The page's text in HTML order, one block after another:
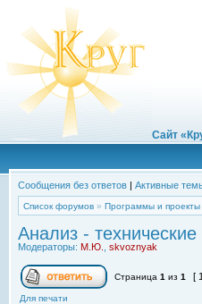
Сайт
Сообщения без ответов | Активные
Список форумов » Программы и проекты
Анализ -
Модераторы: М.Ю. skvoznyak
Страница 1 из 1 [
Для печати